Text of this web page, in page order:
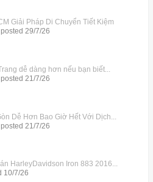
Giải Pháp Di Chuyển Tiết Kiệm
posted 29/7/26
dễ dàng hơn nếu bạn biết...
posted 21/7/26
Dễ Hơn Bao Giờ Hết Với Dịch...
posted 21/7/26
HarleyDavidson Iron 883 2016...
10/7/26